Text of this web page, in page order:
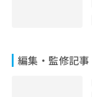
編集・監修記事